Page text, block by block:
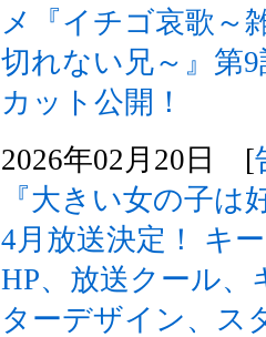
メ『イチゴ哀歌～
切れない兄～』第
カット公開！
2026年02月20日 [
『大きい女の子は
4月放送決定！ キ
HP、放送クール
ターデザイン、ス